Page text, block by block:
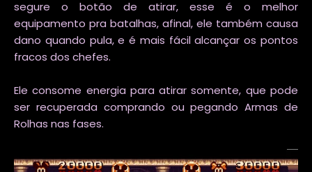
segure o botão de atirar, esse é o melhor
equipamento pra batalhas, afinal, ele também causa
dano quando pula, e é mais fácil alcançar os pontos
fracos dos chefes.
Ele consome energia para atirar somente, que pode
ser recuperada comprando ou pegando Armas de
Rolhas nas fases.